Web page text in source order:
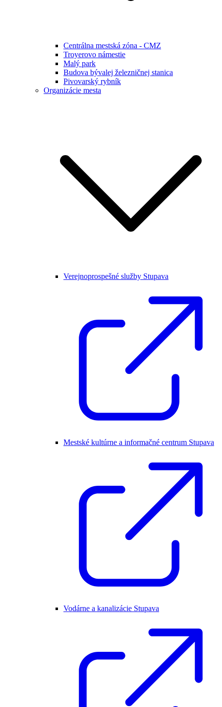
Centrálna mestská zóna - CMZ
Troyerovo námestie
Malý park
Budova bývalej železničnej stanica
Pivovarský rybník
Organizácie mesta
Verejnoprospešné služby Stupava
Mestské kultúrne a informačné centrum Stupava
Vodárne a kanalizácie Stupava